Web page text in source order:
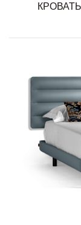
КРОВАТЬ